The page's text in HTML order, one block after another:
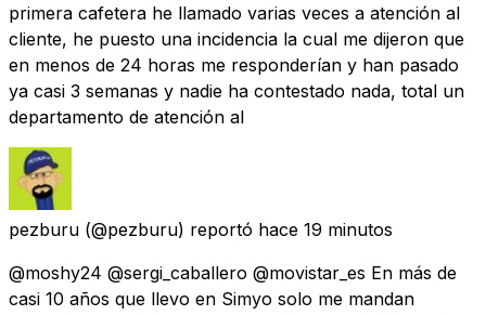
primera cafetera he llamado varias veces a atención al
cliente, he puesto una incidencia la cual me dijeron que
en menos de 24 horas me responderían y han pasado
ya casi 3 semanas y nadie ha contestado nada, total un
departamento de atención al
pezburu (@pezburu) reportó hace 19 minutos
@moshy24 @sergi_caballero @movistar_es En más de
casi 10 años que llevo en Simyo solo me mandan